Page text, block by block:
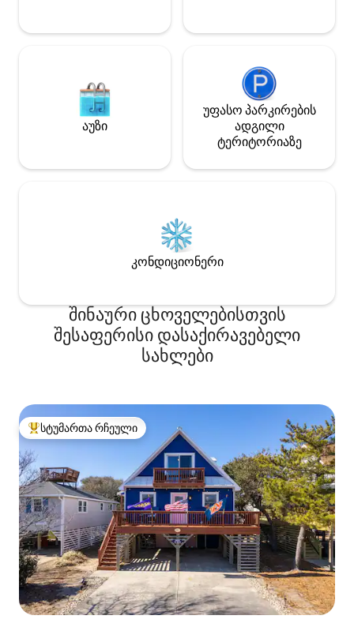
(ბავშვებს ვუმასპინძლებთ) Შესვლის
ფლიპ-ფლოპები
პლაჟთან
აუზი
უფასო პარკირების
ადგილი
ტერიტორიაზე
კონდიციონერი
შინაური ცხოველებისთვის
შესაფერისი დასაქირავებელი
სახლები
სტუმართა რჩეული მოწინავე ვარიანტი
სტუმართა რჩეული